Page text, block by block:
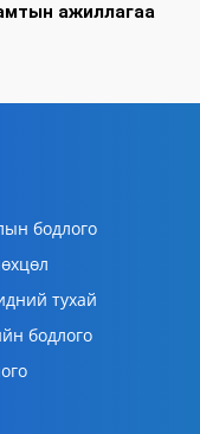
ажиллагаа
бодлого
тухай
бодлого